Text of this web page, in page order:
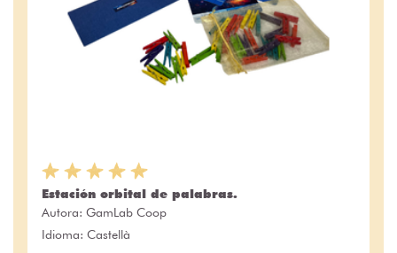
Estación orbital de palabras.
Autora: GamLab Coop
Idioma: Castellà